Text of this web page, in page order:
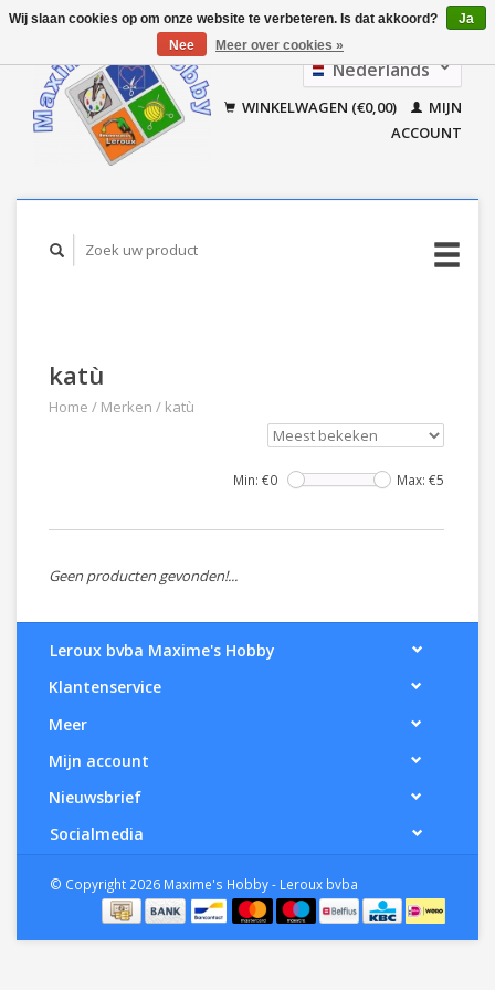
Nederlands
Français
WINKELWAGEN (€0,00)
MIJN
ACCOUNT
katù
Home / Merken / katù
Min: €0 Max: €5
Geen producten gevonden!...
Leroux bvba Maxime's Hobby
Klantenservice
Meer
Mijn account
Nieuwsbrief
Socialmedia
© Copyright 2026 Maxime's Hobby - Leroux bvba
Wij slaan cookies op om onze website te verbeteren. Is dat akkoord?
Ja
Nee
Meer over cookies »